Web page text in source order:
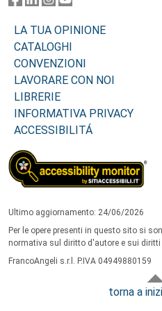
LA TUA OPINIONE
CATALOGHI
CONVENZIONI
LAVORARE CON NOI
LIBRERIE
INFORMATIVA PRIVACY
ACCESSIBILITÁ
Ultimo aggiornamento: 24/06/2026
Per le opere presenti in questo sito si
normativa sul diritto d'autore e sui diritti
FrancoAngeli s.r.l. P.IVA 04949880159
torna a